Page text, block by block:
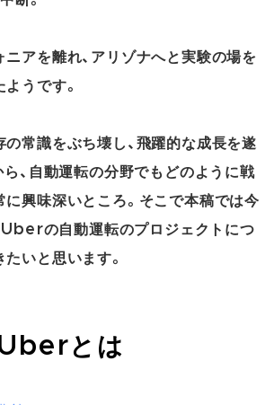
アを離れ、アリゾナへと実験の場を
うです。
常識をぶち壊し、飛躍的な成長を遂
、自動運転の分野でもどのように戦
に興味深いところ。そこで本稿では今
Uberの自動運転のプロジェクトにつ
いと思います。
とは